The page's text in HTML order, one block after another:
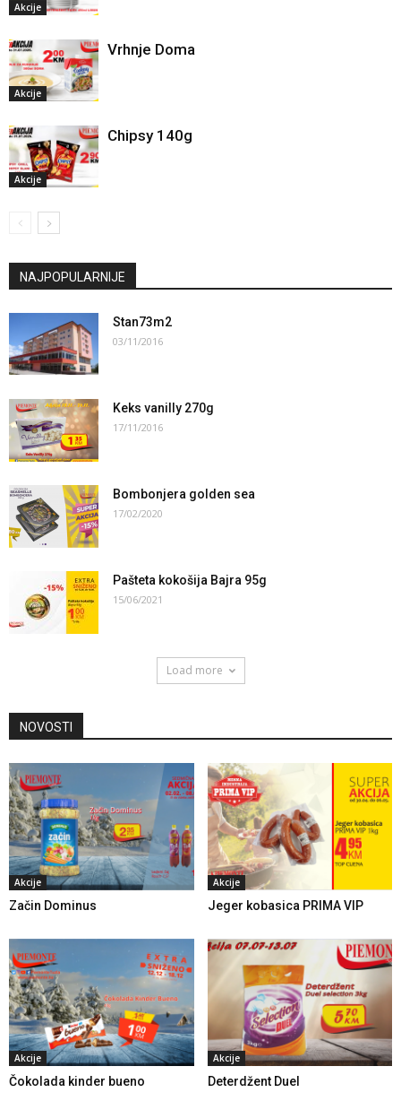
Akcije
Akcije
Vrhnje Doma
Akcije
Chipsy 140g
NAJPOPULARNIJE
Stan73m2
03/11/2016
Keks vanilly 270g
17/11/2016
Bombonjera golden sea
17/02/2020
Pašteta kokošija Bajra 95g
15/06/2021
Load more
NOVOSTI
Akcije
Začin Dominus
Akcije
Jeger kobasica PRIMA VIP
Akcije
Čokolada kinder bueno
Akcije
Deterdžent Duel